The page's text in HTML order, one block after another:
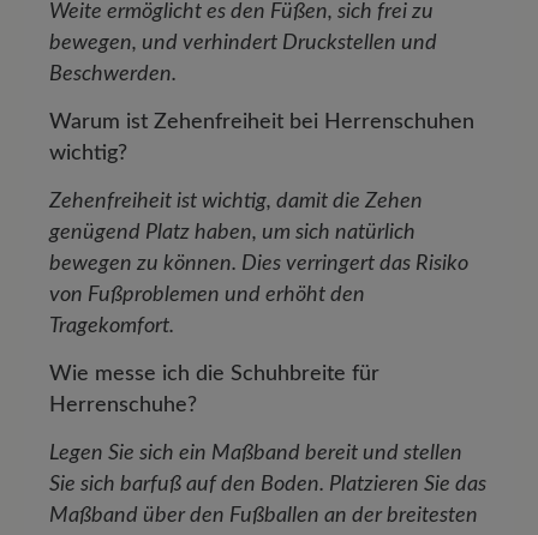
Weite ermöglicht es den Füßen, sich frei zu
bewegen, und verhindert Druckstellen und
Beschwerden.
Warum ist Zehenfreiheit bei Herrenschuhen
wichtig?
Zehenfreiheit ist wichtig, damit die Zehen
genügend Platz haben, um sich natürlich
bewegen zu können. Dies verringert das Risiko
von Fußproblemen und erhöht den
Tragekomfort.
Wie messe ich die Schuhbreite für
Herrenschuhe?
Legen Sie sich ein Maßband bereit und stellen
Sie sich barfuß auf den Boden. Platzieren Sie das
Maßband über den Fußballen an der breitesten